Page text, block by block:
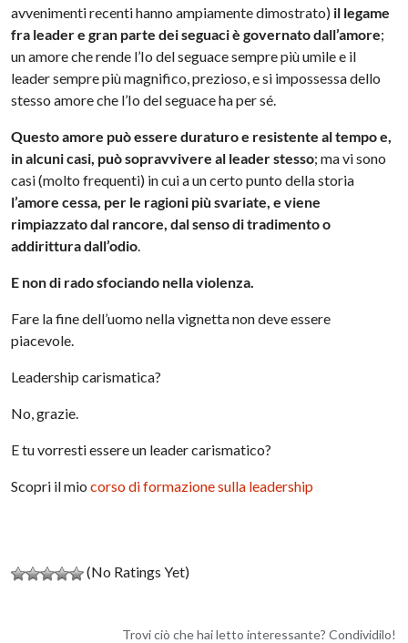
avvenimenti recenti hanno ampiamente dimostrato) il legame
fra leader e gran parte dei seguaci è governato dall’amore;
un amore che rende l’Io del seguace sempre più umile e il
leader sempre più magnifico, prezioso, e si impossessa dello
stesso amore che l’Io del seguace ha per sé.
Questo amore può essere duraturo e resistente al tempo e,
in alcuni casi, può sopravvivere al leader stesso; ma vi sono
casi (molto frequenti) in cui a un certo punto della storia
l’amore cessa, per le ragioni più svariate, e viene
rimpiazzato dal rancore, dal senso di tradimento o
addirittura dall’odio.
E non di rado sfociando nella violenza.
Fare la fine dell’uomo nella vignetta non deve essere
piacevole.
Leadership carismatica?
No, grazie.
E tu vorresti essere un leader carismatico?
Scopri il miocorso di formazione sulla leadership
(No Ratings Yet)
Trovi ciò che hai letto interessante? Condividilo!